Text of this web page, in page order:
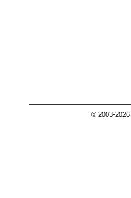
© 2003-2026